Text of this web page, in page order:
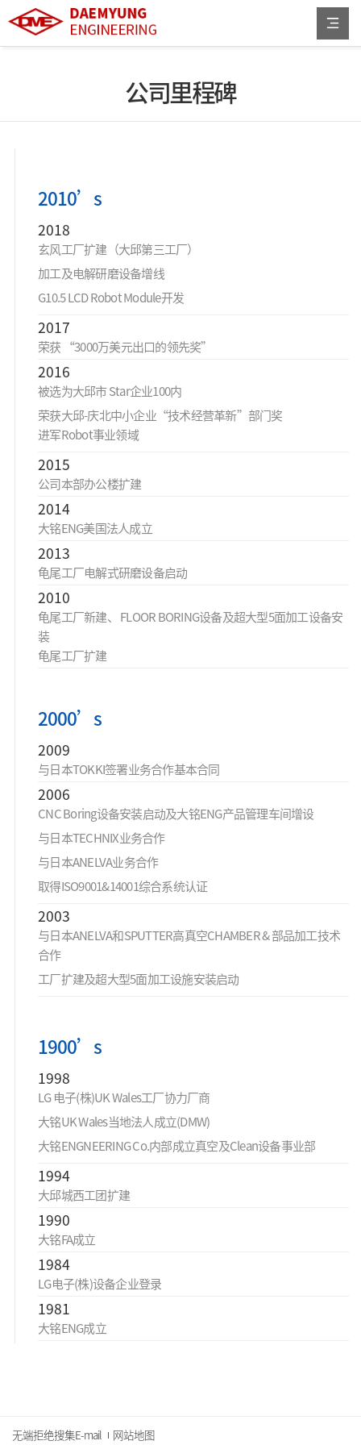
公司里程碑
2010’s
2018
玄风工厂扩建（大邱第三工厂）
加工及电解研磨设备增线
G10.5 LCD Robot Module开发
2017
荣获 “3000万美元出口的领先奖”
2016
被选为大邱市 Star企业100内
荣获大邱-庆北中小企业“技术经营革新”部门奖
进军Robot事业领域
2015
公司本部办公楼扩建
2014
大铭ENG美国法人成立
2013
龟尾工厂电解式研磨设备启动
2010
龟尾工厂新建、 FLOOR BORING设备及超大型5面加工设备安
装
龟尾工厂扩建
2000’s
2009
与日本TOKKI签署业务合作基本合同
2006
CNC Boring设备安装启动及大铭ENG产品管理车间增设
与日本TECHNIX业务合作
与日本ANELVA业务合作
取得ISO9001&14001综合系统认证
2003
与日本ANELVA和SPUTTER高真空CHAMBER & 部品加工技术
合作
工厂扩建及超大型5面加工设施安装启动
1900’s
1998
LG 电子(株)UK Wales工厂协力厂商
大铭UK Wales当地法人成立(DMW)
大铭ENGNEERING Co.内部成立真空及Clean设备事业部
1994
大邱城西工团扩建
1990
大铭FA成立
1984
LG电子(株)设备企业登录
1981
大铭ENG成立
无端拒绝搜集E-mail 网站地图